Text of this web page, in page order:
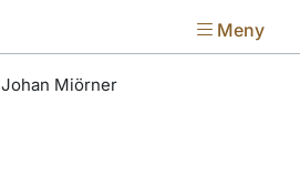
Meny
Johan Miörner